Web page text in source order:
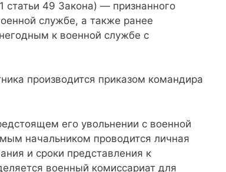
статьи 49 Закона) — признанного
службе, а также ранее
к военной службе с
производится приказом командира
его увольнении с военной
начальником проводится личная
и сроки представления к
военный комиссариат для